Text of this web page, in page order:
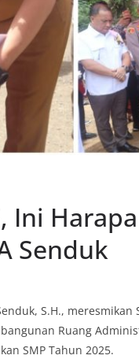
Ini
Senduk
S.H., meresmikan
Ruang
SMP Tahun 2025.